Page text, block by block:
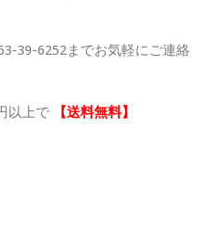
39-6252までお気軽にご連絡
以上で 【送料無料】